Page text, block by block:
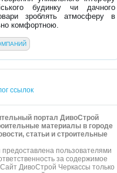
будинку чи дачного
зроблять атмосферу в
комфортною.
ссылок
портал ДивоСтрой
материалы в городе
статьи и строительные
пользователями
за содержимое
ДивоСтрой Черкассы только